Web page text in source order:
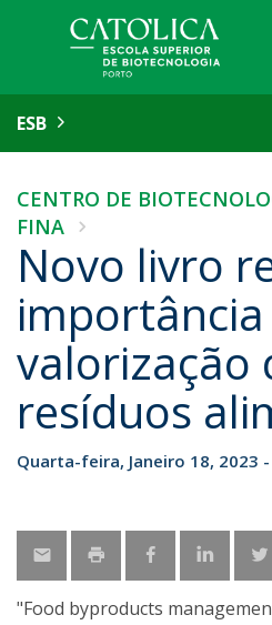
ESB
CENTRO DE
FINA
Novo livro
valorização
resíduos
Quarta-feira, Janeiro 18, 2023 -
"Food byproducts